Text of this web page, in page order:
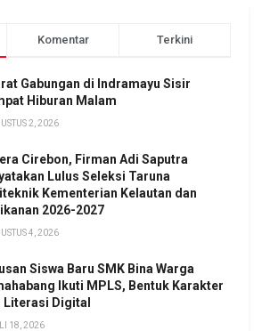
Komentar Terkini
Gabungan di Indramayu Sisir
Hiburan Malam
2, 2026
Cirebon, Firman Adi Saputra
Lulus Seleksi Taruna
Kementerian Kelautan dan
2026-2027
4, 2026
Siswa Baru SMK Bina Warga
Ikuti MPLS, Bentuk Karakter
Literasi Digital
18, 2026